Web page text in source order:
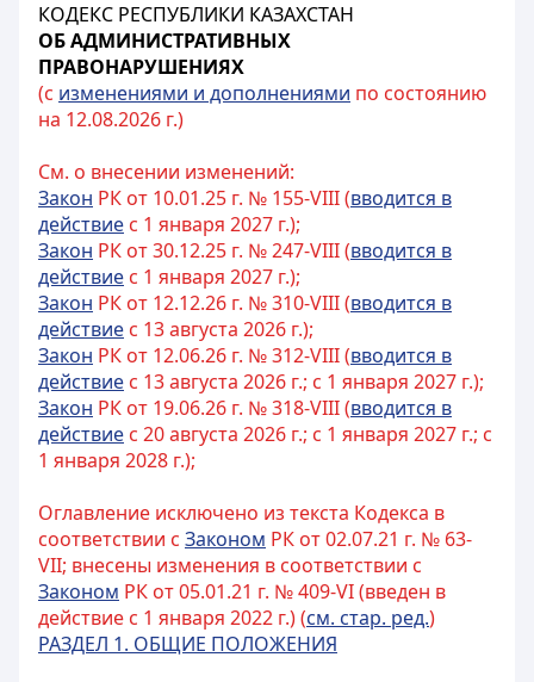
КОДЕКС РЕСПУБЛИКИ КАЗАХСТАН
ОБ АДМИНИСТРАТИВНЫХ
ПРАВОНАРУШЕНИЯХ
(с изменениями и дополнениями по состоянию
на 12.08.2026 г.)
См. о внесении изменений:
Закон РК от 10.01.25 г. № 155-VIII (вводится в
действие с 1 января 2027 г.);
Закон РК от 30.12.25 г. № 247-VIII (вводится в
действие с 1 января 2027 г.);
Закон РК от 12.12.26 г. № 310-VIII (вводится в
действие с 13 августа 2026 г.);
Закон РК от 12.06.26 г. № 312-VIII (вводится в
действие с 13 августа 2026 г.; с 1 января 2027 г.);
Закон РК от 19.06.26 г. № 318-VIII (вводится в
действие с 20 августа 2026 г.; с 1 января 2027 г.; с
1 января 2028 г.);
Оглавление исключено из текста Кодекса в
соответствии с Законом РК от 02.07.21 г. № 63-
VII; внесены изменения в соответствии с
Законом РК от 05.01.21 г. № 409-VI (введен в
действие с 1 января 2022 г.) (см. стар. ред.)
РАЗДЕЛ 1. ОБЩИЕ ПОЛОЖЕНИЯ